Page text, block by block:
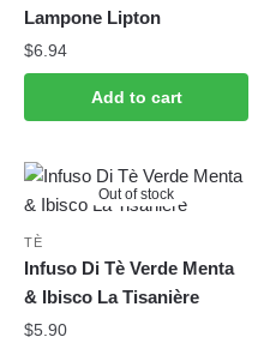
Lampone Lipton
$6.94
Add to cart
Out of stock
TÈ
Infuso Di Tè Verde Menta
& Ibisco La Tisanière
$5.90